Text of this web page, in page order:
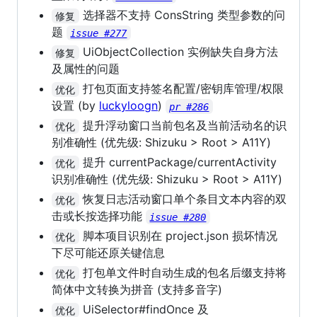
修复
选择器不支持 ConsString 类型参数的问
题
issue #277
修复
UiObjectCollection 实例缺失自身方法
及属性的问题
优化
打包页面支持签名配置/密钥库管理/权限
设置 (by luckyloogn)
pr #286
优化
提升浮动窗口当前包名及当前活动名的识
别准确性 (优先级: Shizuku > Root > A11Y)
优化
提升 currentPackage/currentActivity
识别准确性 (优先级: Shizuku > Root > A11Y)
优化
恢复日志活动窗口单个条目文本内容的双
击或长按选择功能
issue #280
优化
脚本项目识别在 project.json 损坏情况
下尽可能还原关键信息
优化
打包单文件时自动生成的包名后缀支持将
简体中文转换为拼音 (支持多音字)
优化 UiSelector#findOnce 及